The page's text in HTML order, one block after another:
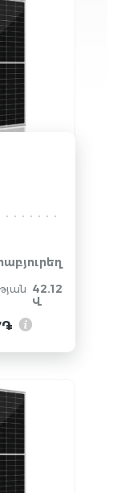
42.12
Վ